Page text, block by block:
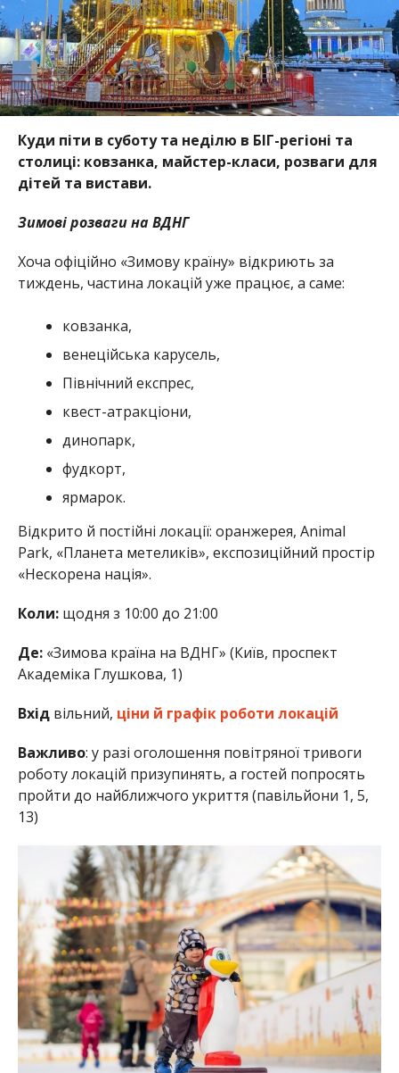
Куди піти в суботу та неділю в БІГ-регіоні та
столиці: ковзанка, майстер-класи, розваги для
дітей та вистави.
Зимові розваги на ВДНГ
Хоча офіційно «Зимову країну» відкриють за
тиждень, частина локацій уже працює, а саме:
ковзанка,
венеційська карусель,
Північний експрес,
квест-атракціони,
динопарк,
фудкорт,
ярмарок.
Відкрито й постійні локації: оранжерея, Animal
Park, «Планета метеликів», експозиційний простір
«Нескорена нація».
Коли: щодня з 10:00 до 21:00
Де:«Зимова країна на ВДНГ» (Київ, проспект
Академіка Глушкова, 1)
Вхідвільний, ціни й графік роботи локацій
Важливо: у разі оголошення повітряної тривоги
роботу локацій призупинять, а гостей попросять
пройти до найближчого укриття (павільйони 1, 5,
13)